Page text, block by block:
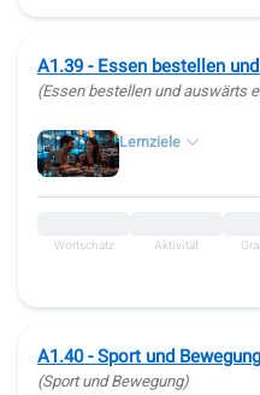
A1.39 - Essen bestellen
(Essen bestellen und auswärts
Lernziele
Wortschatz Aktivität
A1.40 - Sport und Bewegung
(Sport und Bewegung)